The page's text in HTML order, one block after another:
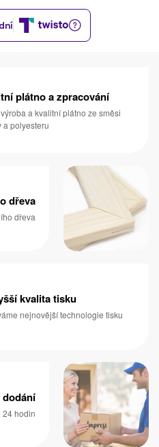
plátno a zpracování
a kvalitní plátno ze směsi
a polyesteru
dřeva
dřeva
kvalita tisku
nejnovější technologie tisku
dodání
24 hodin